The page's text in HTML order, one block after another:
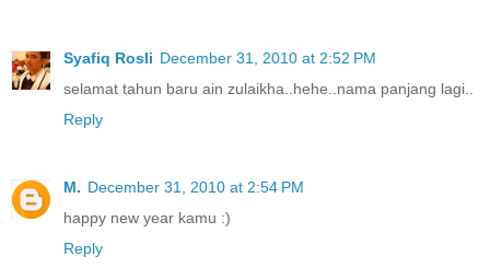
Syafiq Rosli December 31, 2010 at 2:52 PM
selamat tahun baru ain zulaikha..hehe..nama panjang lagi..
Reply
M. December 31, 2010 at 2:54 PM
happy new year kamu :)
Reply